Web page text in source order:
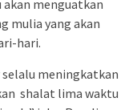
akan menguatkan
mulia yang akan
hari.
selalu meningkatkan
shalat lima waktu